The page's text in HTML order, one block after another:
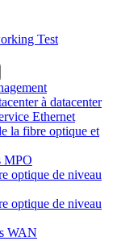
Test
à datacenter
Ethernet
la fibre optique et
MPO
optique de niveau
optique de niveau
WAN